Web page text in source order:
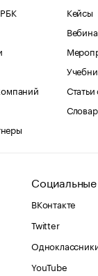
Кейсы
ВКонтакте
Twitter
YouTube